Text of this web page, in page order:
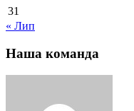
31
« Лип
Наша команда